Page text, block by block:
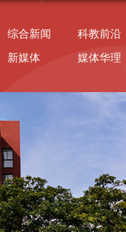
综合新闻 科教前沿
新媒体 媒体华理